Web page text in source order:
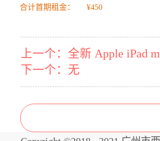
合计首期租金： ¥450
上一个： 全新 Apple iPad
下一个：无